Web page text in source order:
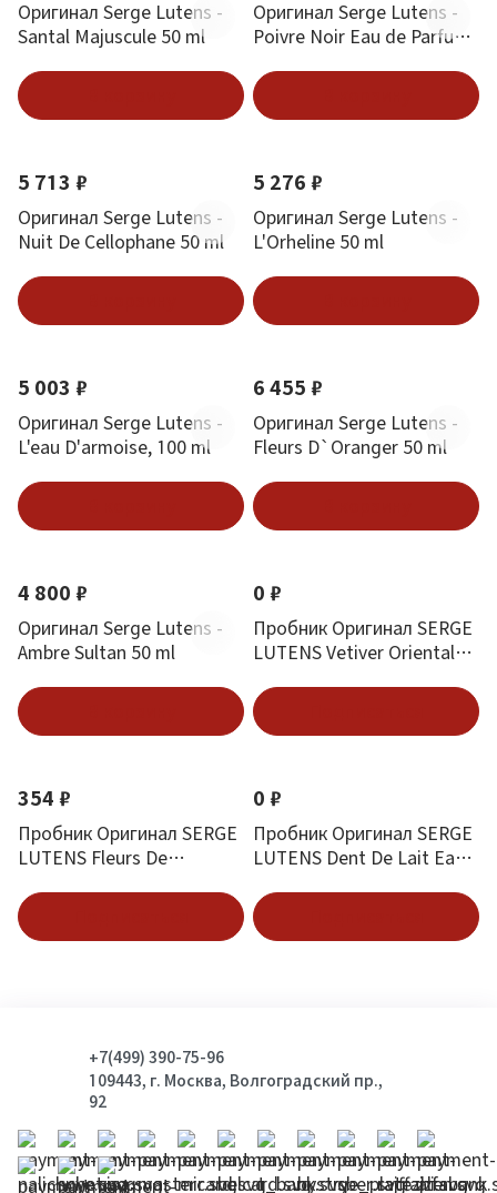
Оригинал Serge Lutens -
Santal Majuscule 50 ml
Оригинал Serge Lutens -
Poivre Noir Eau de Parfum
5 713 ₽
Оригинал Serge Lutens -
Nuit De Cellophane 50 ml
5 276 ₽
Оригинал Serge Lutens -
L'Orheline 50 ml
5 003 ₽
Оригинал Serge Lutens -
L'eau D'armoise, 100 ml
6 455 ₽
Оригинал Serge Lutens -
Fleurs D`Oranger 50 ml
4 800 ₽
Оригинал Serge Lutens -
Ambre Sultan 50 ml
0 ₽
Пробник Оригинал SERGE
LUTENS Vetiver Oriental
354 ₽
Пробник Оригинал SERGE
LUTENS Fleurs De
0 ₽
Пробник Оригинал SERGE
LUTENS Dent De Lait Eau
+7(499) 390-75-96
109443, г. Москва, Волгоградский пр.,
92